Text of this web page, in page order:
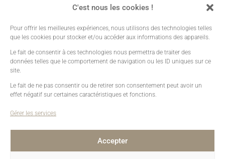
C'est nous les cookies !
Pour offrir les meilleures expériences, nous utilisons des technologies telles
que les cookies pour stocker et/ou accéder aux informations des appareils.
Le fait de consentir à ces technologies nous permettra de traiter des
données telles que le comportement de navigation ou les ID uniques sur ce
site.
Le fait de ne pas consentir ou de retirer son consentement peut avoir un
effet négatif sur certaines caractéristiques et fonctions.
Gérer les services
Accepter
CODE APE : 7420Z
Prestations •Galeries Clients •
Contact